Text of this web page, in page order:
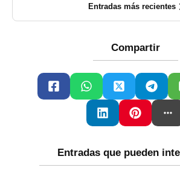
Entradas más recientes
Compartir
Entradas que pueden